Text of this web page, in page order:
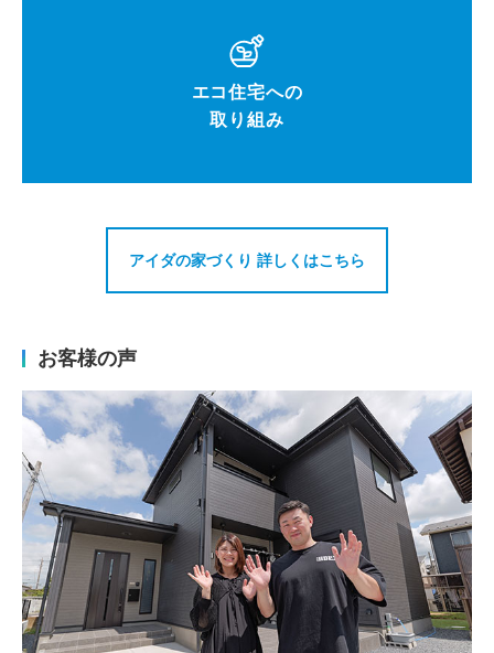
エコ住宅への
取り組み
アイダの家づくり 詳しくはこちら
お客様の声